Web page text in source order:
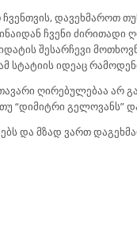
დავეხმაროთ
ჩვენი
შესარჩევი
სტატიის იდეაც
ღირებულებაა არ
თუ “დიმიტრი გელოვანს”
და მზად ვართ